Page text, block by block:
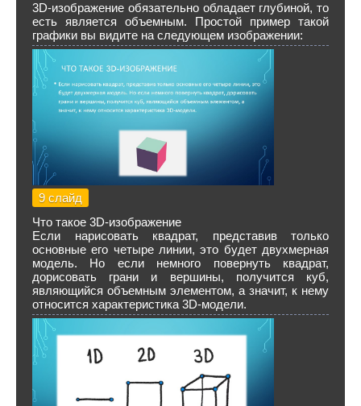
3D-изображение обязательно обладает глубиной, то
есть является объемным. Простой пример такой
графики вы видите на следующем изображении:
9 слайд
Что такое 3D-изображение
Если нарисовать квадрат, представив только
основные его четыре линии, это будет двухмерная
модель. Но если немного повернуть квадрат,
дорисовать грани и вершины, получится куб,
являющийся объемным элементом, а значит, к нему
относится характеристика 3D-модели.